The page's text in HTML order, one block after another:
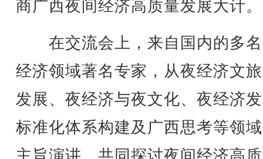
商广西夜间经济高质量发展大计。
在交流会上，来自国内的多
经济领域著名专家，从夜经济文
发展、夜经济与夜文化、夜经济
标准化体系构建及广西思考等领
主旨演讲，共同探讨夜间经济高